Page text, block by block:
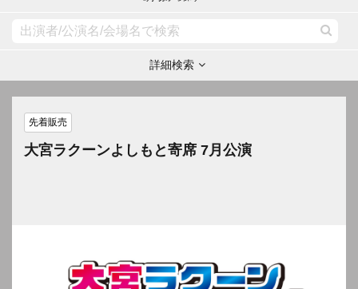
詳細検索
先着販売
大宮ラクーンよしもと寄席 7月公演